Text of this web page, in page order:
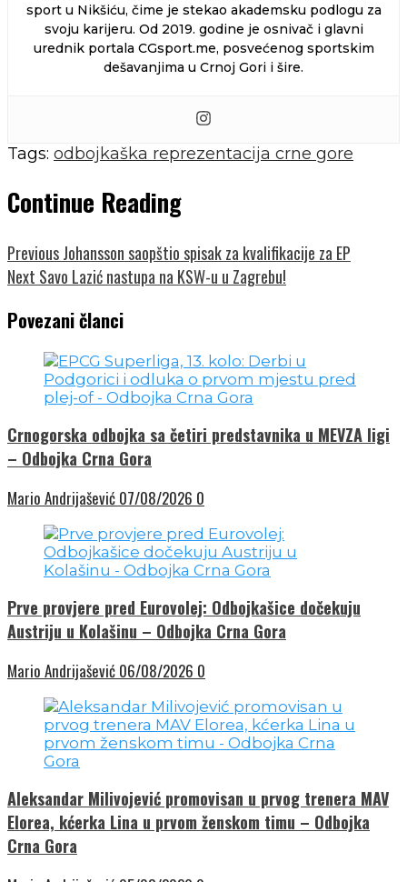
sport u Nikšiću, čime je stekao akademsku podlogu za
svoju karijeru. Od 2019. godine je osnivač i glavni
urednik portala CGsport.me, posvećenog sportskim
dešavanjima u Crnoj Gori i šire.
Tags: odbojkaška reprezentacija crne gore
Continue Reading
PreviousJohansson saopštio spisak za kvalifikacije za EP
Next Savo Lazić nastupa na KSW-u u Zagrebu!
Povezani članci
Crnogorska odbojka sa četiri predstavnika u MEVZA ligi
– Odbojka Crna Gora
Mario Andrijašević 07/08/2026 0
Prve provjere pred Eurovolej: Odbojkašice dočekuju
Austriju u Kolašinu – Odbojka Crna Gora
Mario Andrijašević 06/08/2026 0
Aleksandar Milivojević promovisan u prvog trenera MAV
Elorea, kćerka Lina u prvom ženskom timu – Odbojka
Crna Gora